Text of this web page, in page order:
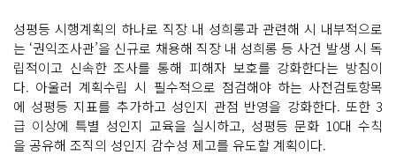
성평등 시행계획의 하나로 직장 내 성희롱과 관련해 시 내부적으로
는 ‘권익조사관’을 신규로 채용해 직장 내 성희롱 등 사건 발생 시 독
립적이고 신속한 조사를 통해 피해자 보호를 강화한다는 방침이
다. 아울러 계획수립 시 필수적으로 점검해야 하는 사전검토항목
에 성평등 지표를 추가하고 성인지 관점 반영을 강화한다. 또한 3
급 이상에 특별 성인지 교육을 실시하고, 성평등 문화 10대 수칙
을 공유해 조직의 성인지 감수성 제고를 유도할 계획이다.